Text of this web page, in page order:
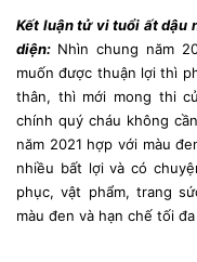
Kết luận tử vi tuổi ất dậu
diện: Nhìn chung năm
muốn được thuận lợi thì
thân, thì mới mong thi
chính quý cháu không
năm 2021 hợp với màu
nhiều bất lợi và có
phục, vật phẩm, trang
màu đen và hạn chế tối